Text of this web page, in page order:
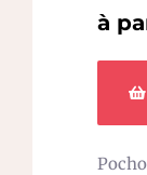
Note
5
à